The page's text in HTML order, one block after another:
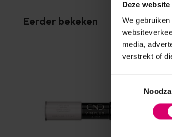
Deze
We
media,
verstrekt of
Eerder bekeken